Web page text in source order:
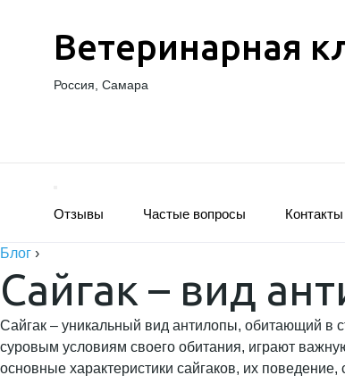
Ветеринарная
Россия, Самара
Отзывы Частые вопросы Контакты
Блог ›
Сайгак – вид
Сайгак – уникальный вид антилопы, обитающий в
суровым условиям своего обитания, играют
основные характеристики сайгаков, их